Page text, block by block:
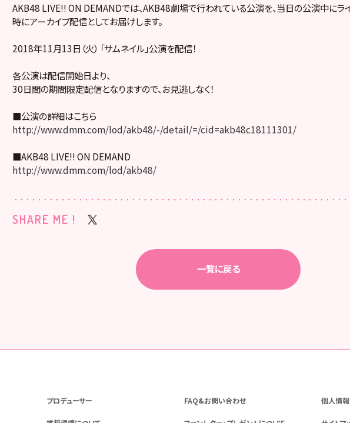
AKB48 LIVE!! ON DEMANDでは、AKB48劇場で行われている公演を、当日の公演中にラ
時にアーカイブ配信としてお届けします。
2018年11月13日（火） 「サムネイル」公演を配信！
各公演は配信開始日より、
30日間の期間限定配信となりますので、お見逃しなく！
■公演の詳細はこちら
http://www.dmm.com/lod/akb48/-/detail/=/cid=akb48c18111301/
■AKB48 LIVE!! ON DEMAND
http://www.dmm.com/lod/akb48/
SHARE ME !
一覧に戻る
プロデューサー FAQ&お問い合わせ 個人情